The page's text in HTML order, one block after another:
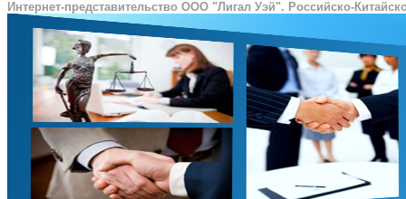
Интернет-представительство ООО "Лигал Уэй". Российско-